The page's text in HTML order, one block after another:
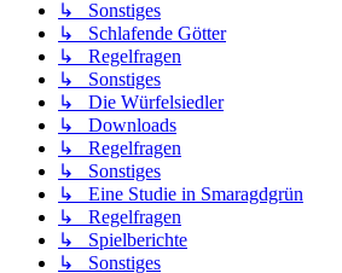
↳ Sonstiges
↳ Schlafende Götter
↳ Regelfragen
↳ Sonstiges
↳ Die Würfelsiedler
↳ Downloads
↳ Regelfragen
↳ Sonstiges
↳ Eine Studie in Smaragdgrün
↳ Regelfragen
↳ Spielberichte
↳ Sonstiges